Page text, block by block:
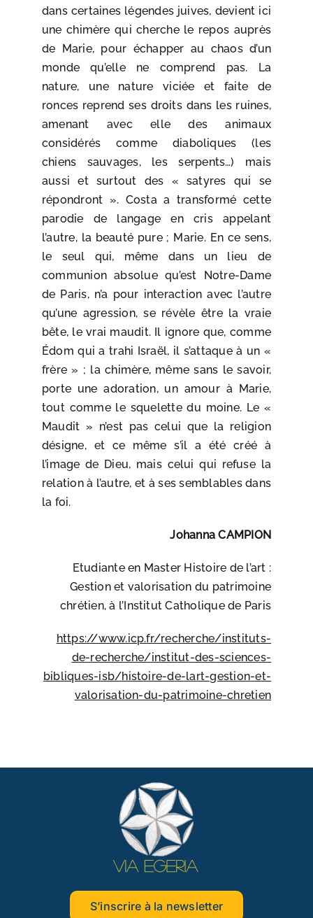
dans certaines légendes juives, devient ici
une chimère qui cherche le repos auprès
de Marie, pour échapper au chaos d’un
monde qu’elle ne comprend pas. La
nature, une nature viciée et faite de
ronces reprend ses droits dans les ruines,
amenant avec elle des animaux
considérés comme diaboliques (les
chiens sauvages, les serpents…) mais
aussi et surtout des « satyres qui se
répondront ». Costa a transformé cette
parodie de langage en cris appelant
l’autre, la beauté pure ; Marie. En ce sens,
le seul qui, même dans un lieu de
communion absolue qu’est Notre-Dame
de Paris, n’a pour interaction avec l’autre
qu’une agression, se révèle être la vraie
bête, le vrai maudit. Il ignore que, comme
Édom qui a trahi Israël, il s’attaque à un «
frère » ; la chimère, même sans le savoir,
porte une adoration, un amour à Marie,
tout comme le squelette du moine. Le «
Maudit » n’est pas celui que la religion
désigne, et ce même s’il a été créé à
l’image de Dieu, mais celui qui refuse la
relation à l’autre, et à ses semblables dans
la foi.
Johanna CAMPION
Etudiante en Master Histoire de l’art :
Gestion et valorisation du patrimoine
chrétien, à l’Institut Catholique de Paris
https://www.icp.fr/recherche/instituts-
de-recherche/institut-des-sciences-
bibliques-isb/histoire-de-lart-gestion-et-
valorisation-du-patrimoine-chretien
S’inscrire à la newsletter